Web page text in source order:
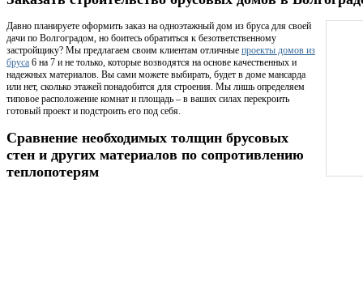
Давно планируете оформить заказ на одноэтажный дом из бруса для своей
дачи по Волгоградом, но боитесь обратиться к безответственному
застройщику? Мы предлагаем своим клиентам отличные проекты домов из
бруса 6 на 7 и не только, которые возводятся на основе качественных и
надежных материалов. Вы сами можете выбирать, будет в доме мансарда
или нет, сколько этажей понадобится для строения. Мы лишь определяем
типовое расположение комнат и площадь – в ваших силах перекроить
готовый проект и подстроить его под себя.
Сравнение необходимых толщин брусовых
стен и других материалов по сопротивлению
теплопотерям